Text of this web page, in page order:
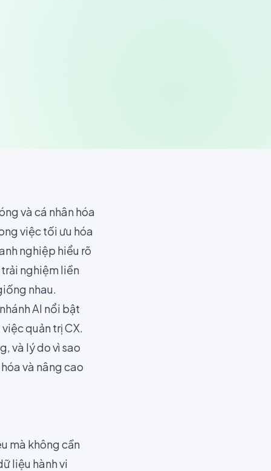
và cá nhân hóa
việc tối ưu hóa
nghiệp hiểu rõ
nghiệm liền
nhau.
AI nổi bật
quản trị CX.
và lý do vì sao
và nâng cao
mà không cần
liệu hành vi